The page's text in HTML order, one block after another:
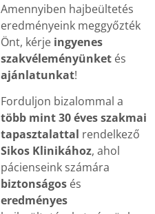
Amennyiben hajbeültetés
eredményeink meggyőzték
Önt, kérje ingyenes
szakvéleményünket és
ajánlatunkat!
Forduljon bizalommal a
több mint 30 éves szakmai
tapasztalattal rendelkező
Sikos Klinikához, ahol
pácienseink számára
biztonságos és
eredményes